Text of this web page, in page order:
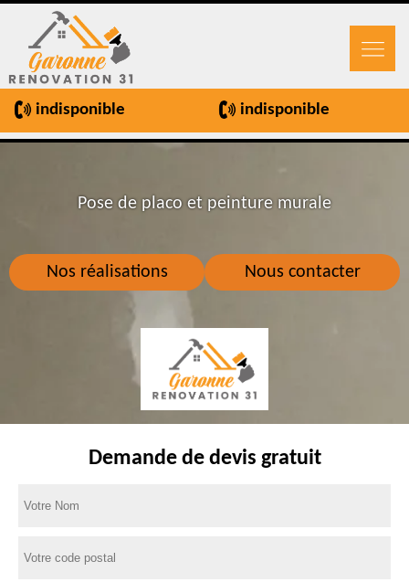
indisponible indisponible
Nos réalisations Nous contacter
Pose de placo et peinture murale
Demande de devis gratuit